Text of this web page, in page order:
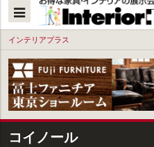
へ
インテリアプラス
コイノール